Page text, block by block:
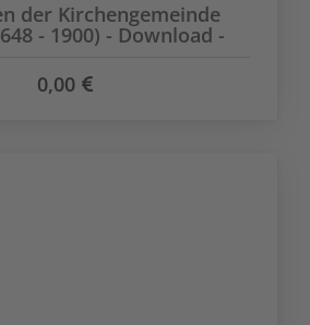
der Kirchengemeinde
- 1900) - Download -
0,00